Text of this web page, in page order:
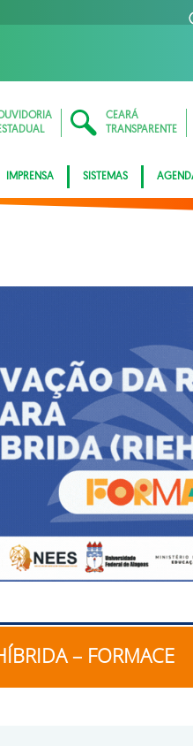
CEARÁ
TRANSPARENTE
IMPRENSA SISTEMAS
– FORMACE